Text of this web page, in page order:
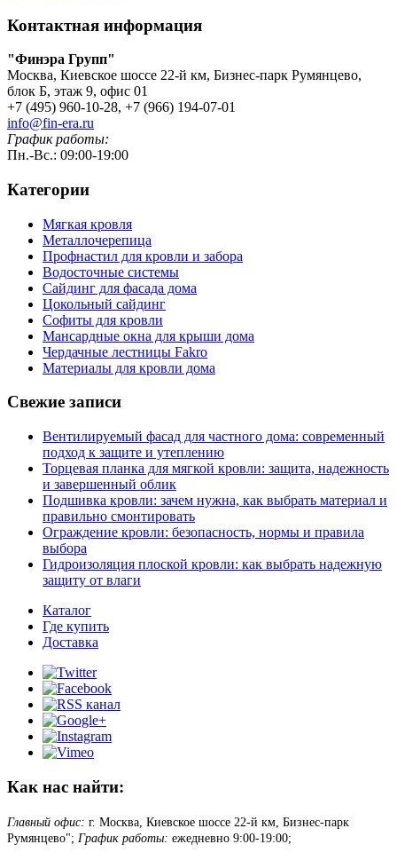
Контактная информация
"Финэра Групп"
Москва, Киевское шоссе 22-й км, Бизнес-парк Румянцево,
блок Б, этаж 9, офис 01
+7 (495) 960-10-28, +7 (966) 194-07-01
info@fin-era.ru
График работы:
Пн.-Вс.: 09:00-19:00
Категории
Мягкая кровля
Металлочерепица
Профнастил для кровли и забора
Водосточные системы
Сайдинг для фасада дома
Цокольный сайдинг
Софиты для кровли
Мансардные окна для крыши дома
Чердачные лестницы Fakro
Материалы для кровли дома
Свежие записи
Вентилируемый фасад для частного дома: современный
подход к защите и утеплению
Торцевая планка для мягкой кровли: защита, надежность
и завершенный облик
Подшивка кровли: зачем нужна, как выбрать материал и
правильно смонтировать
Ограждение кровли: безопасность, нормы и правила
выбора
Гидроизоляция плоской кровли: как выбрать надежную
защиту от влаги
Каталог
Где купить
Доставка
Как нас найти:
Главный офис: г. Москва, Киевское шоссе 22-й км, Бизнес-парк
Румянцево"; График работы: ежедневно 9:00-19:00;